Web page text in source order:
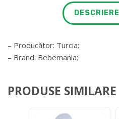
DESCRIERE
– Producător: Turcia;
– Brand: Bebemania;
PRODUSE SIMILARE